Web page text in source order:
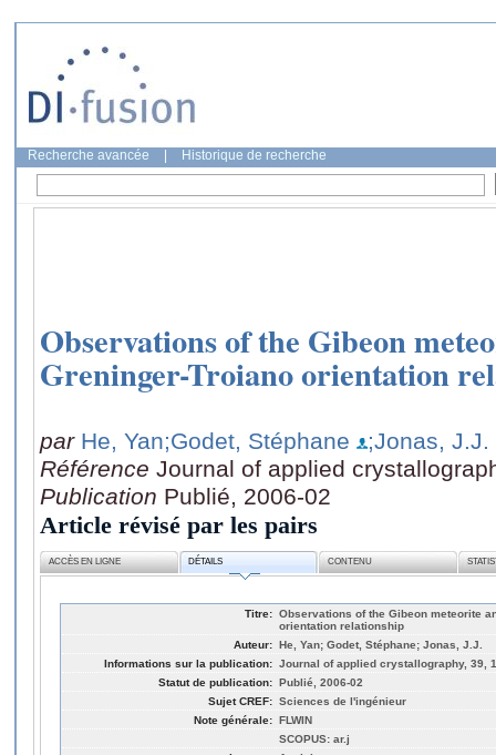
Recherche avancée Historique de recherche
Observations of the Gibeon
Greninger-Troiano orientation
par He, Yan;Godet, Stéphane
;Jonas, J.J.
Référence Journal of applied
Publication Publié, 2006-02
Article révisé par les pairs
ACCÈS EN LIGNE DÉTAILS CONTENU
Titre: Observations of the Gibeon meteorite
orientation relationship
Auteur: He, Yan; Godet, Stéphane; Jonas, J.J.
Informations sur la publication: Journal of applied crystallography, 39,
Statut de publication: Publié, 2006-02
Sujet CREF: Sciences de l'ingénieur
Note générale: FLWIN
SCOPUS: ar.j